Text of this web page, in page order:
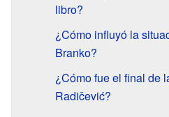
libro?
¿Cómo influyó la
Branko?
¿Cómo fue el final de
Radičević?